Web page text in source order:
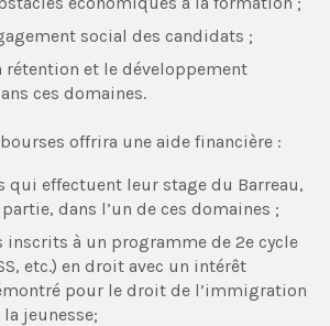
social des candidats ;
rétention et le développement
ces domaines.
offrira une aide financière :
qui effectuent leur stage du Barreau,
dans l’un de ces domaines ;
inscrits à un programme de 2e cycle
etc.) en droit avec un intérêt
pour le droit de l’immigration
jeunesse;